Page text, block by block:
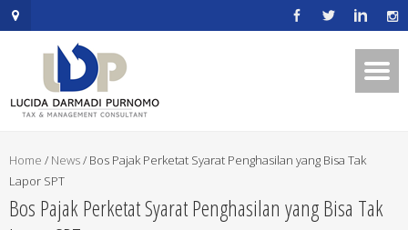
.mapouter{position:relative;text-
Home / News/ Bos Pajak Perketat Syarat Penghasilan yang Bisa Tak
Lapor SPT
Bos Pajak Perketat Syarat Penghasilan yang Bisa Tak